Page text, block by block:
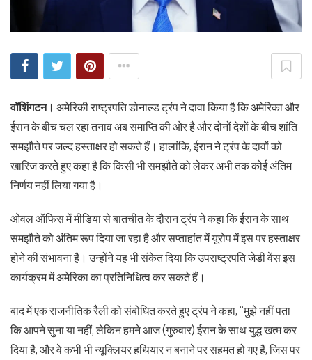
वॉशिंगटन। अमेरिकी राष्ट्रपति डोनाल्ड ट्रंप ने दावा किया है कि अमेरिका और
ईरान के बीच चल रहा तनाव अब समाप्ति की ओर है और दोनों देशों के बीच शांति
समझौते पर जल्द हस्ताक्षर हो सकते हैं। हालांकि, ईरान ने ट्रंप के दावों को
खारिज करते हुए कहा है कि किसी भी समझौते को लेकर अभी तक कोई अंतिम
निर्णय नहीं लिया गया है।
ओवल ऑफिस में मीडिया से बातचीत के दौरान ट्रंप ने कहा कि ईरान के साथ
समझौते को अंतिम रूप दिया जा रहा है और सप्ताहांत में यूरोप में इस पर हस्ताक्षर
होने की संभावना है। उन्होंने यह भी संकेत दिया कि उपराष्ट्रपति जेडी वेंस इस
कार्यक्रम में अमेरिका का प्रतिनिधित्व कर सकते हैं।
बाद में एक राजनीतिक रैली को संबोधित करते हुए ट्रंप ने कहा, “मुझे नहीं पता
कि आपने सुना या नहीं, लेकिन हमने आज (गुरुवार) ईरान के साथ युद्ध खत्म कर
दिया है, और वे कभी भी न्यूक्लियर हथियार न बनाने पर सहमत हो गए हैं, जिस पर